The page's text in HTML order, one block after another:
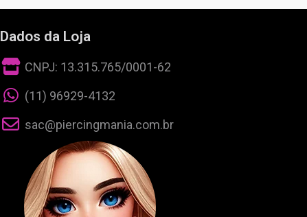
Dados da Loja
CNPJ: 13.315.765/0001-62
(11) 96929-4132
sac@piercingmania.com.br